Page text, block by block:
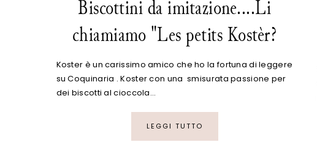
Biscottini da imitazione....Li
chiamiamo "Les petits Kostèr?
Koster è un carissimo amico che ho la fortuna di leggere
su Coquinaria . Koster con una smisurata passione per
dei biscotti al cioccola…
LEGGI TUTTO